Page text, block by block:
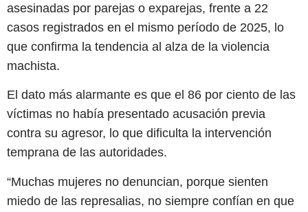
asesinadas por parejas o exparejas, frente a 22
casos registrados en el mismo período de 2025, lo
que confirma la tendencia al alza de la violencia
machista.
El dato más alarmante es que el 86 por ciento de las
víctimas no había presentado acusación previa
contra su agresor, lo que dificulta la intervención
temprana de las autoridades.
“Muchas mujeres no denuncian, porque sienten
miedo de las represalias, no siempre confían en que